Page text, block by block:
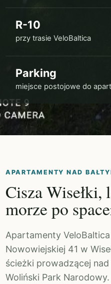
R-10
przy trasie VeloBaltica
Parking
miejsce postojowe do
APARTAMENTY NAD
Cisza Wisełki,
morze po
Apartamenty
Nowowiejskiej 41 w
ścieżki prowadzącej
Woliński Park